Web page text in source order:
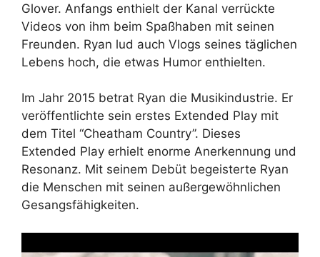
Glover. Anfangs enthielt der Kanal verrückte
Videos von ihm beim Spaßhaben mit seinen
Freunden. Ryan lud auch Vlogs seines täglichen
Lebens hoch, die etwas Humor enthielten.
Im Jahr 2015 betrat Ryan die Musikindustrie. Er
veröffentlichte sein erstes Extended Play mit
dem Titel “Cheatham Country”. Dieses
Extended Play erhielt enorme Anerkennung und
Resonanz. Mit seinem Debüt begeisterte Ryan
die Menschen mit seinen außergewöhnlichen
Gesangsfähigkeiten.